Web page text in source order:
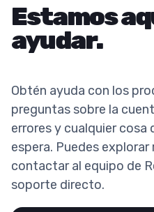
Estamos
ayudar.
Obtén ayuda con los
preguntas sobre la
errores y cualquier
espera. Puedes
contactar al equipo de
soporte directo.